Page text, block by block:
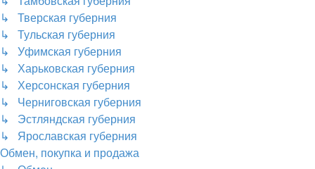
↳ Тверская губерния
↳ Тульская губерния
↳ Уфимская губерния
↳ Харьковская губерния
↳ Херсонская губерния
↳ Черниговская губерния
↳ Эстляндская губерния
↳ Ярославская губерния
Обмен, покупка и продажа